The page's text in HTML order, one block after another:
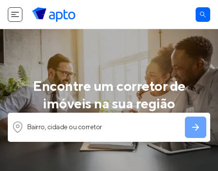
Encontre um corretor de
imóveis na sua região
Bairro, cidade ou corretor